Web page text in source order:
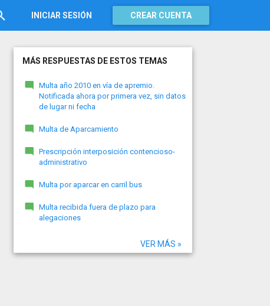
INICIAR SESIÓN CREAR CUENTA
MÁS RESPUESTAS DE ESTOS TEMAS
Multa año 2010 en vía de apremio.
Notificada ahora por primera vez, sin datos
de lugar ni fecha
Multa de Aparcamiento
Prescripción interposición contencioso-
administrativo
Multa por aparcar en carril bus
Multa recibida fuera de plazo para
alegaciones
VER MÁS »